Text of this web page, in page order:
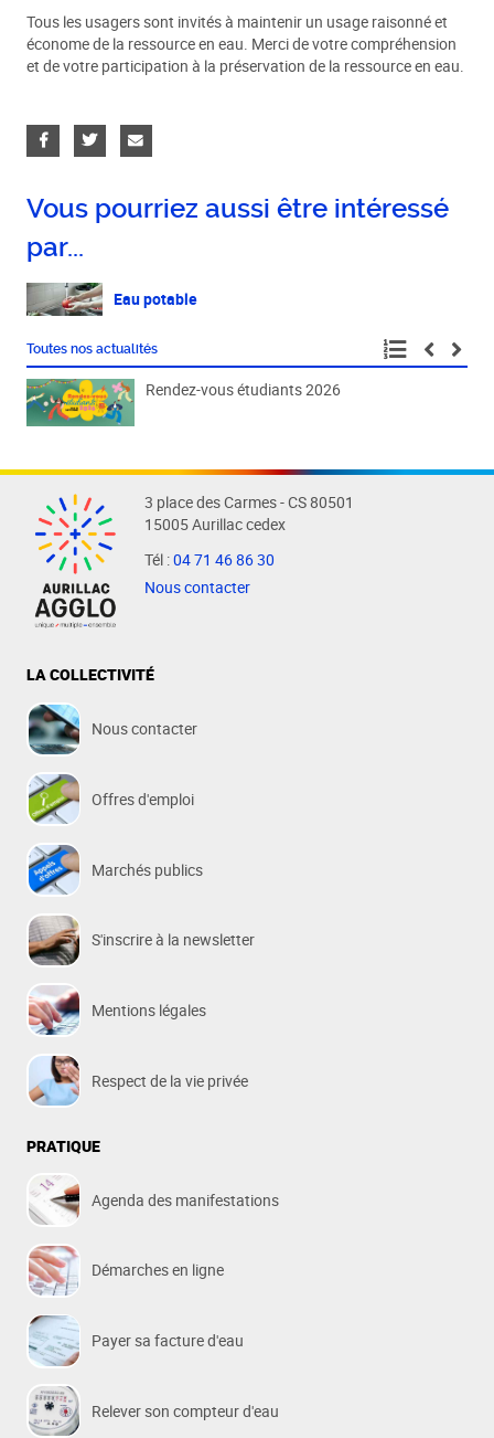
Tous les usagers sont invités à maintenir un usage raisonné et
économe de la ressource en eau. Merci de votre compréhension
et de votre participation à la préservation de la ressource en eau.
Vous pourriez aussi être intéressé
par...
Eau potable
Toutes nos actualités
Rendez-vous étudiants 2026
3 place des Carmes - CS 80501
15005 Aurillac cedex
Tél :04 71 46 86 30
Nous contacter
LA COLLECTIVITÉ
Nous contacter
Offres d'emploi
Marchés publics
S'inscrire à la newsletter
Mentions légales
Respect de la vie privée
PRATIQUE
Agenda des manifestations
Démarches en ligne
Payer sa facture d'eau
Relever son compteur d'eau